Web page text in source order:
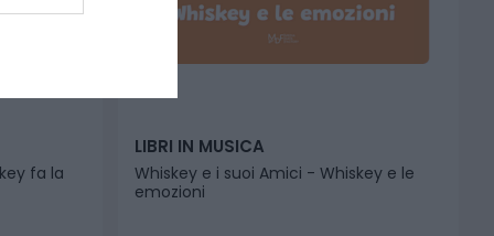
fa la
LIBRI IN MUSICA
Whiskey e i suoi Amici - Whiskey e le
emozioni